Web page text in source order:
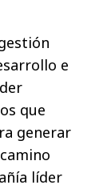
e
que
generar
líder